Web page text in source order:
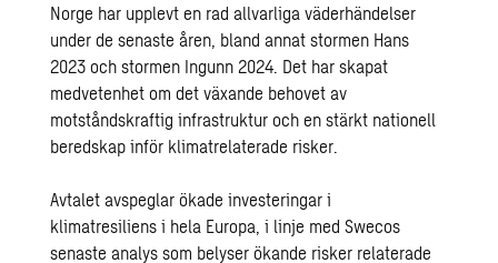
Norge har upplevt en rad allvarliga väderhändelser
under de senaste åren, bland annat stormen Hans
2023 och stormen Ingunn 2024. Det har skapat
medvetenhet om det växande behovet av
motståndskraftig infrastruktur och en stärkt nationell
beredskap inför klimatrelaterade risker.
Avtalet avspeglar ökade investeringar i
klimatresiliens i hela Europa, i linje med Swecos
senaste analys som belyser ökande risker relaterade